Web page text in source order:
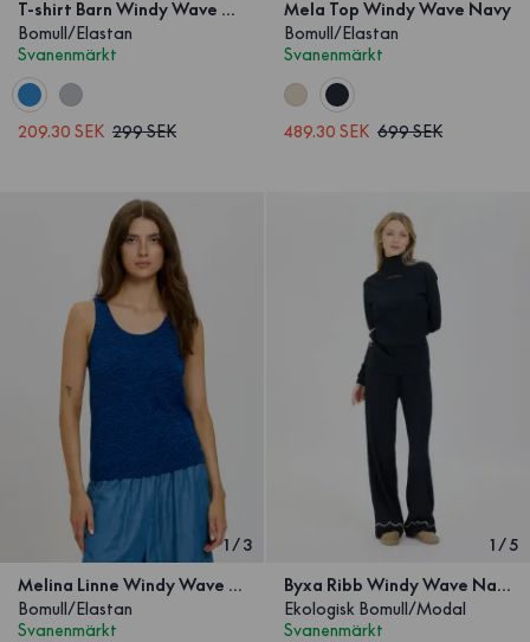
T-shirt Barn Windy Wave Navy
Bomull/Elastan
Svanenmärkt
209.30 SEK 299 SEK
Mela Top Windy Wave Navy
Bomull/Elastan
Svanenmärkt
489.30 SEK 699 SEK
1 /3
Melina Linne Windy Wave Navy
Bomull/Elastan
Svanenmärkt
1 /5
Byxa Ribb Windy Wave Navy
Ekologisk Bomull/Modal
Svanenmärkt